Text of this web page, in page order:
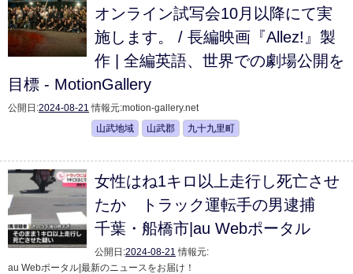
オンライン試写会10月以降にて実
施します。 / 長編映画『Allez!』製
作 | 全編英語、世界での劇場公開を
目標 - MotionGallery
公開日:2024-08-21 情報元:motion-gallery.net
山武地域
山武郡 九十九里町
女性はね1キロ以上走行し死亡させ
たか トラック運転手の男逮捕
千葉・船橋市|au Webポータル
公開日:2024-08-21 情報元:
au Webポータル|最新のニュースをお届け！